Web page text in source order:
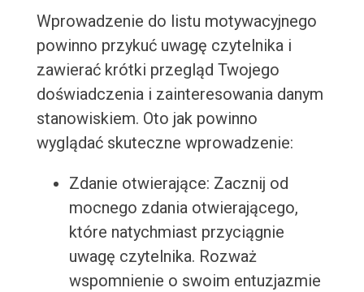
Wprowadzenie do listu motywacyjnego
powinno przykuć uwagę czytelnika i
zawierać krótki przegląd Twojego
doświadczenia i zainteresowania danym
stanowiskiem. Oto jak powinno
wyglądać skuteczne wprowadzenie:
Zdanie otwierające: Zacznij od
mocnego zdania otwierającego,
które natychmiast przyciągnie
uwagę czytelnika. Rozważ
wspomnienie o swoim entuzjazmie